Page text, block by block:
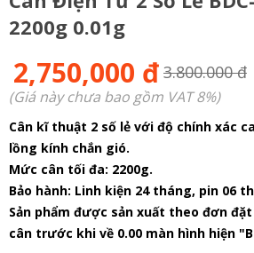
2200g 0.01g
2,750,000 đ 3.800.000 đ
(Giá này chưa bao gồm VAT 8%)
Cân kĩ thuật 2 số lẻ với độ chính xác
lồng kính chắn gió.
Mức cân tối đa: 2200g.
Bảo hành: Linh kiện 24 tháng, pin 06
Sản phẩm được sản xuất theo đơn
cân trước khi về 0.00 màn hình hiện